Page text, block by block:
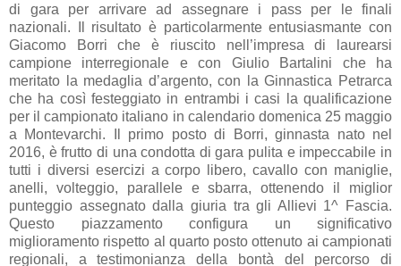
di gara per arrivare ad assegnare i pass per le finali
nazionali. Il risultato è particolarmente entusiasmante con
Giacomo Borri che è riuscito nell’impresa di laurearsi
campione interregionale e con Giulio Bartalini che ha
meritato la medaglia d’argento, con la Ginnastica Petrarca
che ha così festeggiato in entrambi i casi la qualificazione
per il campionato italiano in calendario domenica 25 maggio
a Montevarchi. Il primo posto di Borri, ginnasta nato nel
2016, è frutto di una condotta di gara pulita e impeccabile in
tutti i diversi esercizi a corpo libero, cavallo con maniglie,
anelli, volteggio, parallele e sbarra, ottenendo il miglior
punteggio assegnato dalla giuria tra gli Allievi 1^ Fascia.
Questo piazzamento configura un significativo
miglioramento rispetto al quarto posto ottenuto ai campionati
regionali, a testimonianza della bontà del percorso di